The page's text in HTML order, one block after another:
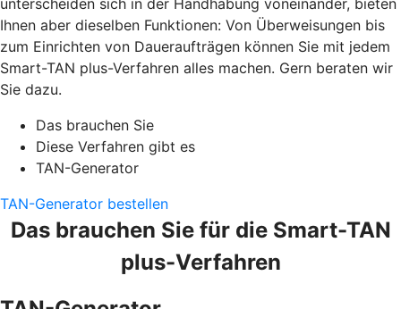
Ihnen aber dieselben Funktionen: Von Überweisungen bis
zum Einrichten von Daueraufträgen können Sie mit jedem
Smart-TAN plus-Verfahren alles machen. Gern beraten wir
Sie dazu.
Das brauchen Sie
Diese Verfahren gibt es
TAN-Generator
TAN-Generator bestellen
Das brauchen Sie für die Smart-TAN
plus-Verfahren